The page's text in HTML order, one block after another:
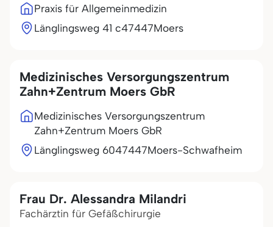
Praxis für Allgemeinmedizin
Länglingsweg 41 c47447Moers
Medizinisches Versorgungszentrum
Zahn+Zentrum Moers GbR
Medizinisches Versorgungszentrum
Zahn+Zentrum Moers GbR
Länglingsweg 6047447Moers-Schwafheim
Frau Dr. Alessandra Milandri
Fachärztin für Gefäßchirurgie